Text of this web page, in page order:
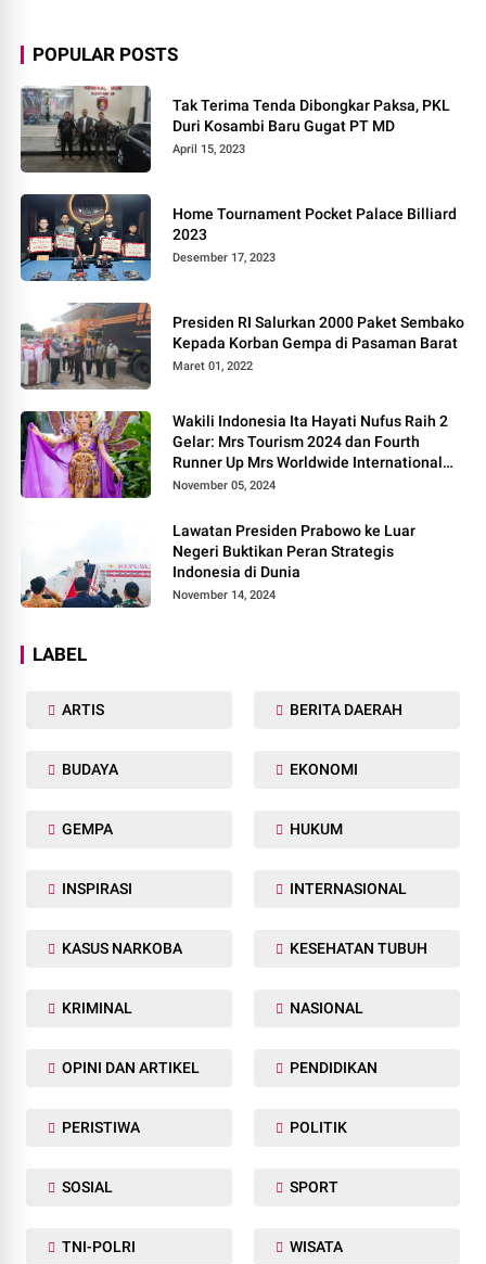
POPULAR POSTS
Tak Terima Tenda Dibongkar Paksa, PKL
Duri Kosambi Baru Gugat PT MD
April 15, 2023
Home Tournament Pocket Palace Billiard
2023
Desember 17, 2023
Presiden RI Salurkan 2000 Paket Sembako
Kepada Korban Gempa di Pasaman Barat
Maret 01, 2022
Wakili Indonesia Ita Hayati Nufus Raih 2
Gelar: Mrs Tourism 2024 dan Fourth
Runner Up Mrs Worldwide International
2024, di Pemilihan Mrs Worldwide 2024
November 05, 2024
Lawatan Presiden Prabowo ke Luar
Negeri Buktikan Peran Strategis
Indonesia di Dunia
November 14, 2024
LABEL
ARTIS BERITA DAERAH
BUDAYA EKONOMI
GEMPA HUKUM
INSPIRASI INTERNASIONAL
KASUS NARKOBA KESEHATAN TUBUH
KRIMINAL NASIONAL
OPINI DAN ARTIKEL PENDIDIKAN
PERISTIWA POLITIK
SOSIAL SPORT
TNI-POLRI WISATA